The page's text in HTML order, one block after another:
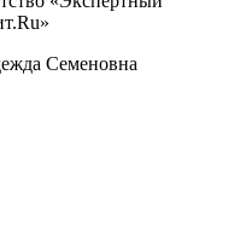
Семеновна